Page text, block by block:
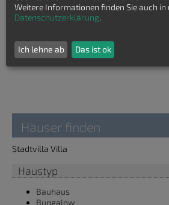
Häuser finden
Stadtvilla Villa
Haustyp
Bauhaus
Bungalow
Weitere Informationen finden Sie auch in
Datenschutzerklärung.
Ich lehne ab Das ist ok